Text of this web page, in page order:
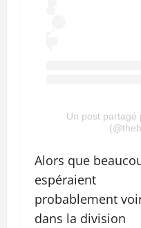
Un post partagé
Alors que
espéraient
probablement
dans la division